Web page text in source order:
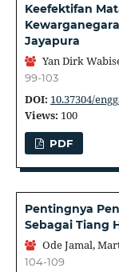
Keefektifan
Jayapura
Yan Dirk
99-103
DOI: 10.37304/
Views: 100
PDF
Pentingnya
Sebagai Tiang
Ode Jamal,
104-109